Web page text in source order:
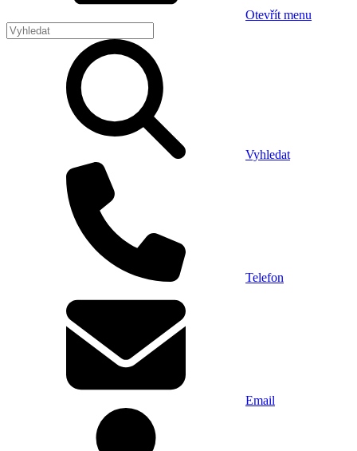
Otevřít menu
Vyhledat
Telefon
Email